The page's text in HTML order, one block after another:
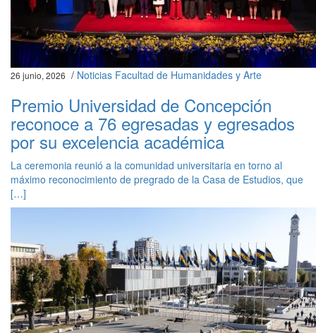
26 junio, 2026 / Noticias Facultad de Humanidades y Arte
Premio Universidad de Concepción
reconoce a 76 egresadas y egresados
por su excelencia académica
La ceremonia reunió a la comunidad universitaria en torno al
máximo reconocimiento de pregrado de la Casa de Estudios, que
[…]